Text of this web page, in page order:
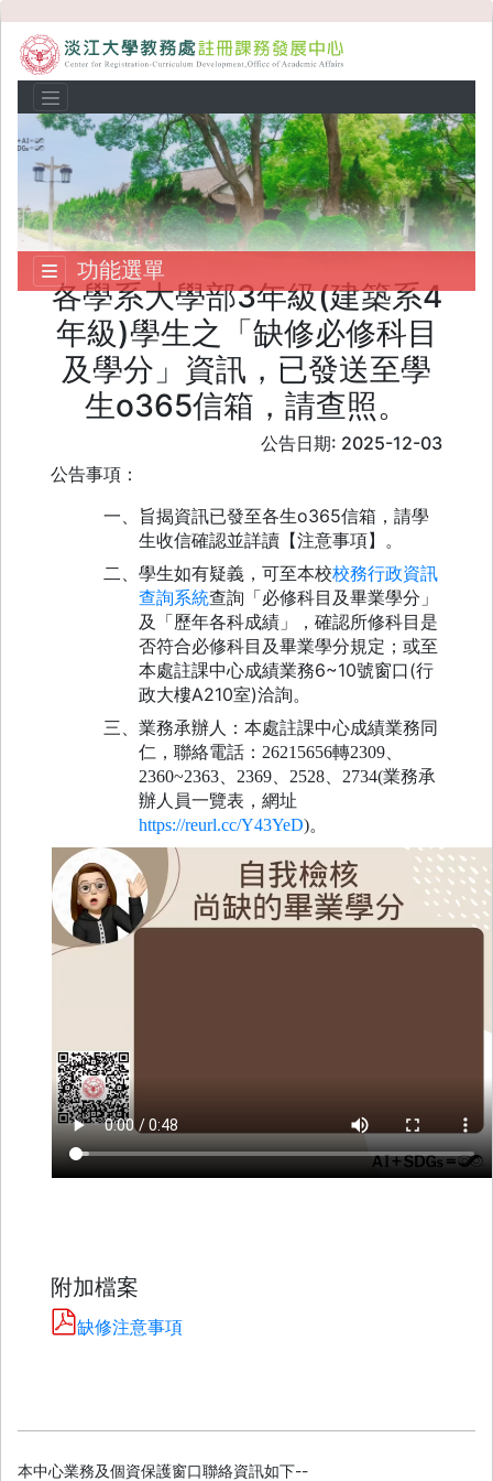
功能選單
各學系大學部3年級(建築系4
年級)學生之「缺修必修科目
及學分」資訊，已發送至學
生o365信箱，請查照。
公告日期: 2025-12-03
公告事項：
一、旨揭資訊已發至各生o365信箱，請學
生收信確認並詳讀【注意事項】。
二、學生如有疑義，可至本校校務行政資訊
查詢系統查詢「必修科目及畢業學分」
及「歷年各科成績」，確認所修科目是
否符合必修科目及畢業學分規定；或至
本處註課中心成績業務6~10號窗口(行
政大樓A210室)洽詢。
三、業務承辦人：本處註課中心成績業務同
仁，聯絡電話： 26215656轉2309
2360~2363
2369 2528 2734(業務承
辦人員一覽表，網址
https://reurl.cc/Y43YeD)。
附加檔案
缺修注意事項
本中心業務及個資保護窗口聯絡資訊如下--